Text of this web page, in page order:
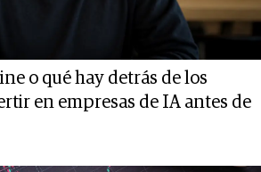
o qué hay detrás de los
en empresas de IA antes de